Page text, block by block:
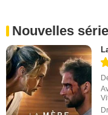
Nouvelles